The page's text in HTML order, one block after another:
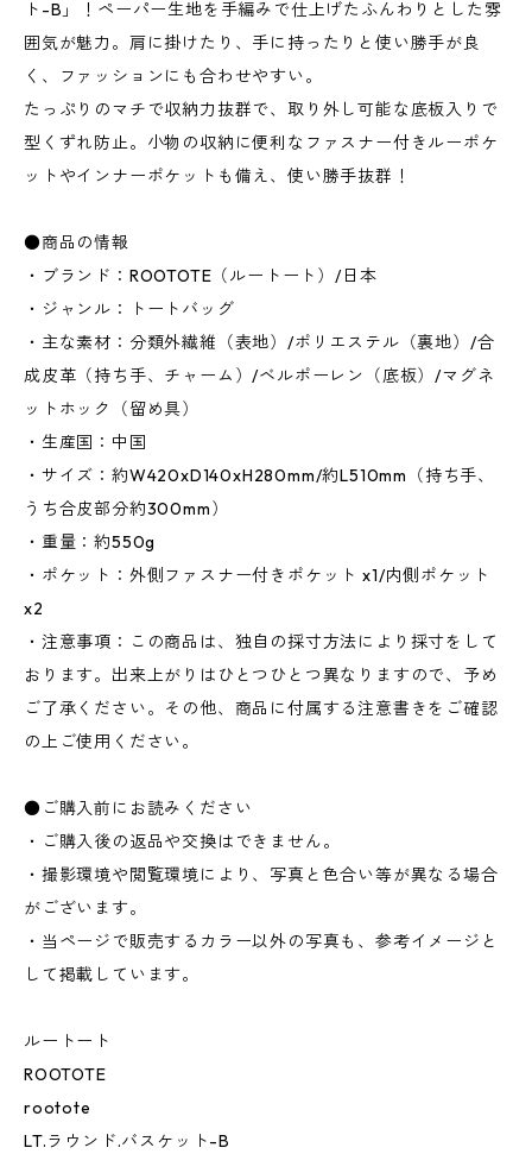
ト-B」！ペーパー生地を手編みで仕上げたふんわりとした雰
囲気が魅力。肩に掛けたり、手に持ったりと使い勝手が良
く、ファッションにも合わせやすい。
たっぷりのマチで収納力抜群で、取り外し可能な底板入りで
型くずれ防止。小物の収納に便利なファスナー付きルーポケ
ットやインナーポケットも備え、使い勝手抜群！
●商品の情報
・ブランド：ROOTOTE（ルートート）/日本
・ジャンル：トートバッグ
・主な素材：分類外繊維（表地）/ポリエステル（裏地）/合
成皮革（持ち手、チャーム）/ベルポーレン（底板）/マグネ
ットホック（留め具）
・生産国：中国
・サイズ：約W420xD140xH280mm/約L510mm（持ち手、
うち合皮部分約300mm）
・重量：約550g
・ポケット：外側ファスナー付きポケット x1/内側ポケット
x2
・注意事項：この商品は、独自の採寸方法により採寸をして
おります。出来上がりはひとつひとつ異なりますので、予め
ご了承ください。その他、商品に付属する注意書きをご確認
の上ご使用ください。
●ご購入前にお読みください
・ご購入後の返品や交換はできません。
・撮影環境や閲覧環境により、写真と色合い等が異なる場合
がございます。
・当ページで販売するカラー以外の写真も、参考イメージと
して掲載しています。
ルートート
ROOTOTE
rootote
LT.ラウンド.バスケット-B